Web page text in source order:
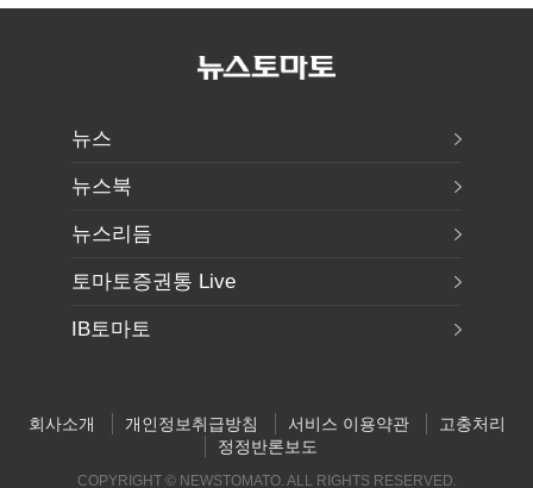
축소…제약업계
차세대 신약 개발
뉴스
뉴스북
뉴스리듬
토마토증권통 Live
IB토마토
회사소개 개인정보취급방침 서비스 이용약관
고충처리
정정반론보도
COPYRIGHT © NEWSTOMATO. ALL RIGHTS RESERVED.